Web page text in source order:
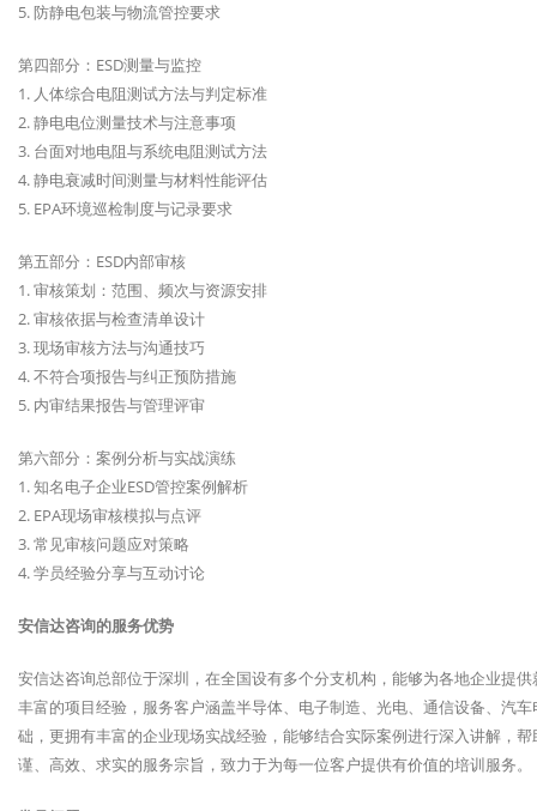
5. 防静电包装与物流管控要求
第四部分：ESD测量与监控
1. 人体综合电阻测试方法与判定标准
2. 静电电位测量技术与注意事项
3. 台面对地电阻与系统电阻测试方法
4. 静电衰减时间测量与材料性能评估
5. EPA环境巡检制度与记录要求
第五部分：ESD内部审核
1. 审核策划：范围、频次与资源安排
2. 审核依据与检查清单设计
3. 现场审核方法与沟通技巧
4. 不符合项报告与纠正预防措施
5. 内审结果报告与管理评审
第六部分：案例分析与实战演练
1. 知名电子企业ESD管控案例解析
2. EPA现场审核模拟与点评
3. 常见审核问题应对策略
4. 学员经验分享与互动讨论
安信达咨询的服务优势
安信达咨询总部位于深圳，在全国设有多个分支机构，能够为各地企业提
丰富的项目经验，服务客户涵盖半导体、电子制造、光电、通信设备、汽
础，更拥有丰富的企业现场实战经验，能够结合实际案例进行深入讲解，
谨、高效、求实的服务宗旨，致力于为每一位客户提供有价值的培训服务。